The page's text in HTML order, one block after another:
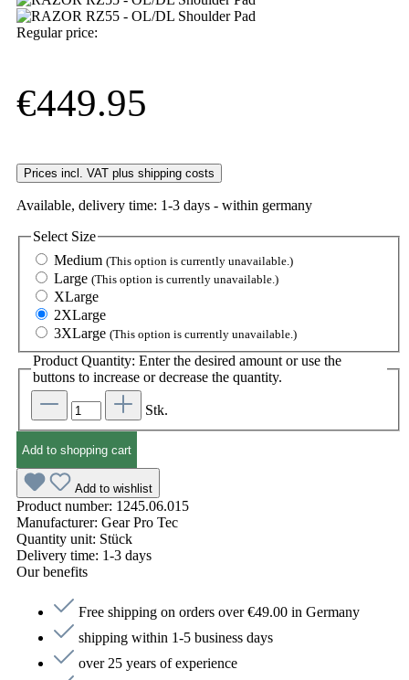
Regular price:
€449.95
Prices incl. VAT plus shipping costs
Available, delivery time: 1-3 days - within germany
Select Size
Medium (This option is currently unavailable.)
Large (This option is currently unavailable.)
XLarge
2XLarge
3XLarge (This option is currently unavailable.)
Product Quantity: Enter the desired amount or use the
buttons to increase or decrease the quantity.
Stk.
Add to shopping cart
Add to wishlist
Product number: 1245.06.015
Manufacturer: Gear Pro Tec
Quantity unit: Stück
Delivery time: 1-3 days
Our benefits
Free shipping on orders over €49.00 in Germany
shipping within 1-5 business days
over 25 years of experience